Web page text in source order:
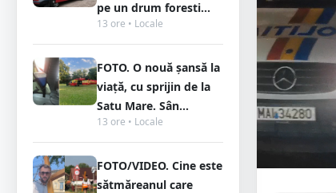
pe un drum foresti...
13 ore • Locale
FOTO. O nouă șansă la
viață, cu sprijin de la
Satu Mare. Sân...
13 ore • Locale
FOTO/VIDEO. Cine este
sătmăreanul care